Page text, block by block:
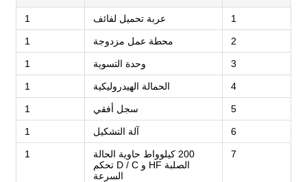
1 عربة تحميل لفائف 1
2 محطة عمل مزدوجة 1
3 وحدة التسوية 1
4 الحمالة الهيدروليكية 1
5 سجل أفقي 1
6 آلة التشكيل 1
7
200 كيلوواط حاوية الحالة
الصلبة HF و D / C تحكم
السرعة
1